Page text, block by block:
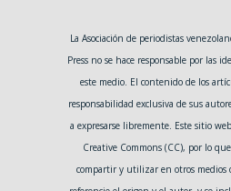
La Asociación de periodistas
Press no se hace responsable por las
este medio. El contenido de los
responsabilidad exclusiva de sus
a expresarse libremente. Este sitio
Creative Commons (CC), por lo
compartir y utilizar en otros medios